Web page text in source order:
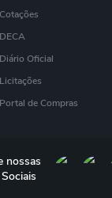
Cotações
DECA
Diário Oficial
Licitações
Portal de Compras
Eletrônica - NF- e
IPTU
nossas